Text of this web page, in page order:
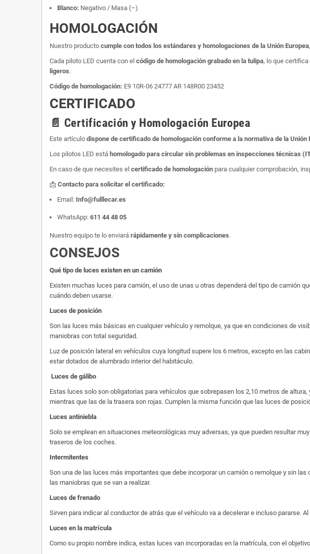
Blanco: Negativo / Masa (–)
HOMOLOGACIÓN
Nuestro producto cumple con todos los estándares y homologaciones de la Unión Europea
Cada piloto LED cuenta con el código de homologación grabado en la tulipa, lo que
ligeros.
Código de homologación: E9 10R-06 24777 AR 148R00 23452
CERTIFICADO
📄 Certificación y Homologación Europea
Este artículo dispone de certificado de homologación conforme a la normativa de la Unión
Los pilotos LED está homologado para circular sin problemas en inspecciones técnicas
En caso de que necesites el certificado de homologación para cualquier comprobación,
📩 Contacto para solicitar el certificado:
Email: Info@fulllecar.es
WhatsApp: 611 44 48 05
Nuestro equipo te lo enviará rápidamente y sin complicaciones.
CONSEJOS
Qué tipo de luces existen en un camión
Existen muchas luces para camión, el uso de unas u otras dependerá del tipo de camión
cuándo deben usarse.
Luces de posición
Son las luces más básicas en cualquier vehículo y remolque, ya que en condiciones de
maniobras con total seguridad.
Luz de posición lateral en vehículos cuya longitud supere los 6 metros, excepto en las
estar dotados de alumbrado interior del habitáculo.
Luces de gálibo
Estas luces solo son obligatorias para vehículos que sobrepasen los 2,10 metros de
mientras que las de la trasera son rojas. Cumplen la misma función que las luces de
Luces antiniebla
Solo se emplean en situaciones meteorológicas muy adversas, ya que pueden resultar
traseros de los coches.
Intermitentes
Son una de las luces más importantes que debe incorporar un camión o remolque y sin
las maniobras que se van a realizar.
Luces de frenado
Sirven para indicar al conductor de atrás que el vehículo va a decelerar e incluso pararse.
Luces en la matrícula
Como su propio nombre indica, estas luces van incorporadas en la matrícula, con el